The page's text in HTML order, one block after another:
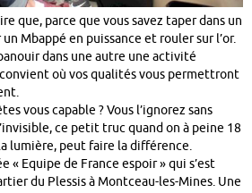
que, parce que vous savez taper dans un
Mbappé en puissance et rouler sur l’or.
dans une autre une activité
où vos qualités vous permettront
vous capable ? Vous l’ignorez sans
ce petit truc quand on à peine 18
lumière, peut faire la différence.
« Equipe de France espoir » qui s’est
du Plessis à Montceau-les-Mines. Une